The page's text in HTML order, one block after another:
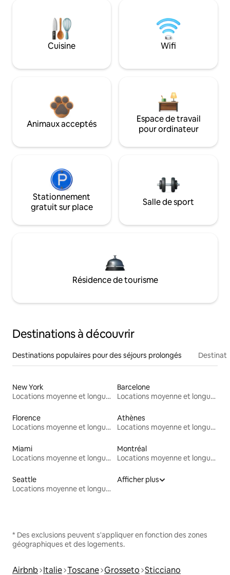
Cuisine Wifi
Animaux acceptés
Espace de travail
pour ordinateur
Stationnement
gratuit sur place
Salle de sport
Résidence de tourisme
Destinations à découvrir
Destinations populaires pour des séjours prolongés
New York
Locations moyenne et longue durée
Barcelone
Locations moyenne et longue durée
Florence
Locations moyenne et longue durée
Athènes
Locations moyenne et longue durée
Miami
Locations moyenne et longue durée
Montréal
Locations moyenne et longue durée
Seattle
Locations moyenne et longue durée
Afficher plus
* Des exclusions peuvent s'appliquer en fonction des zones
géographiques et des logements.
Airbnb Italie Toscane Grosseto Sticciano